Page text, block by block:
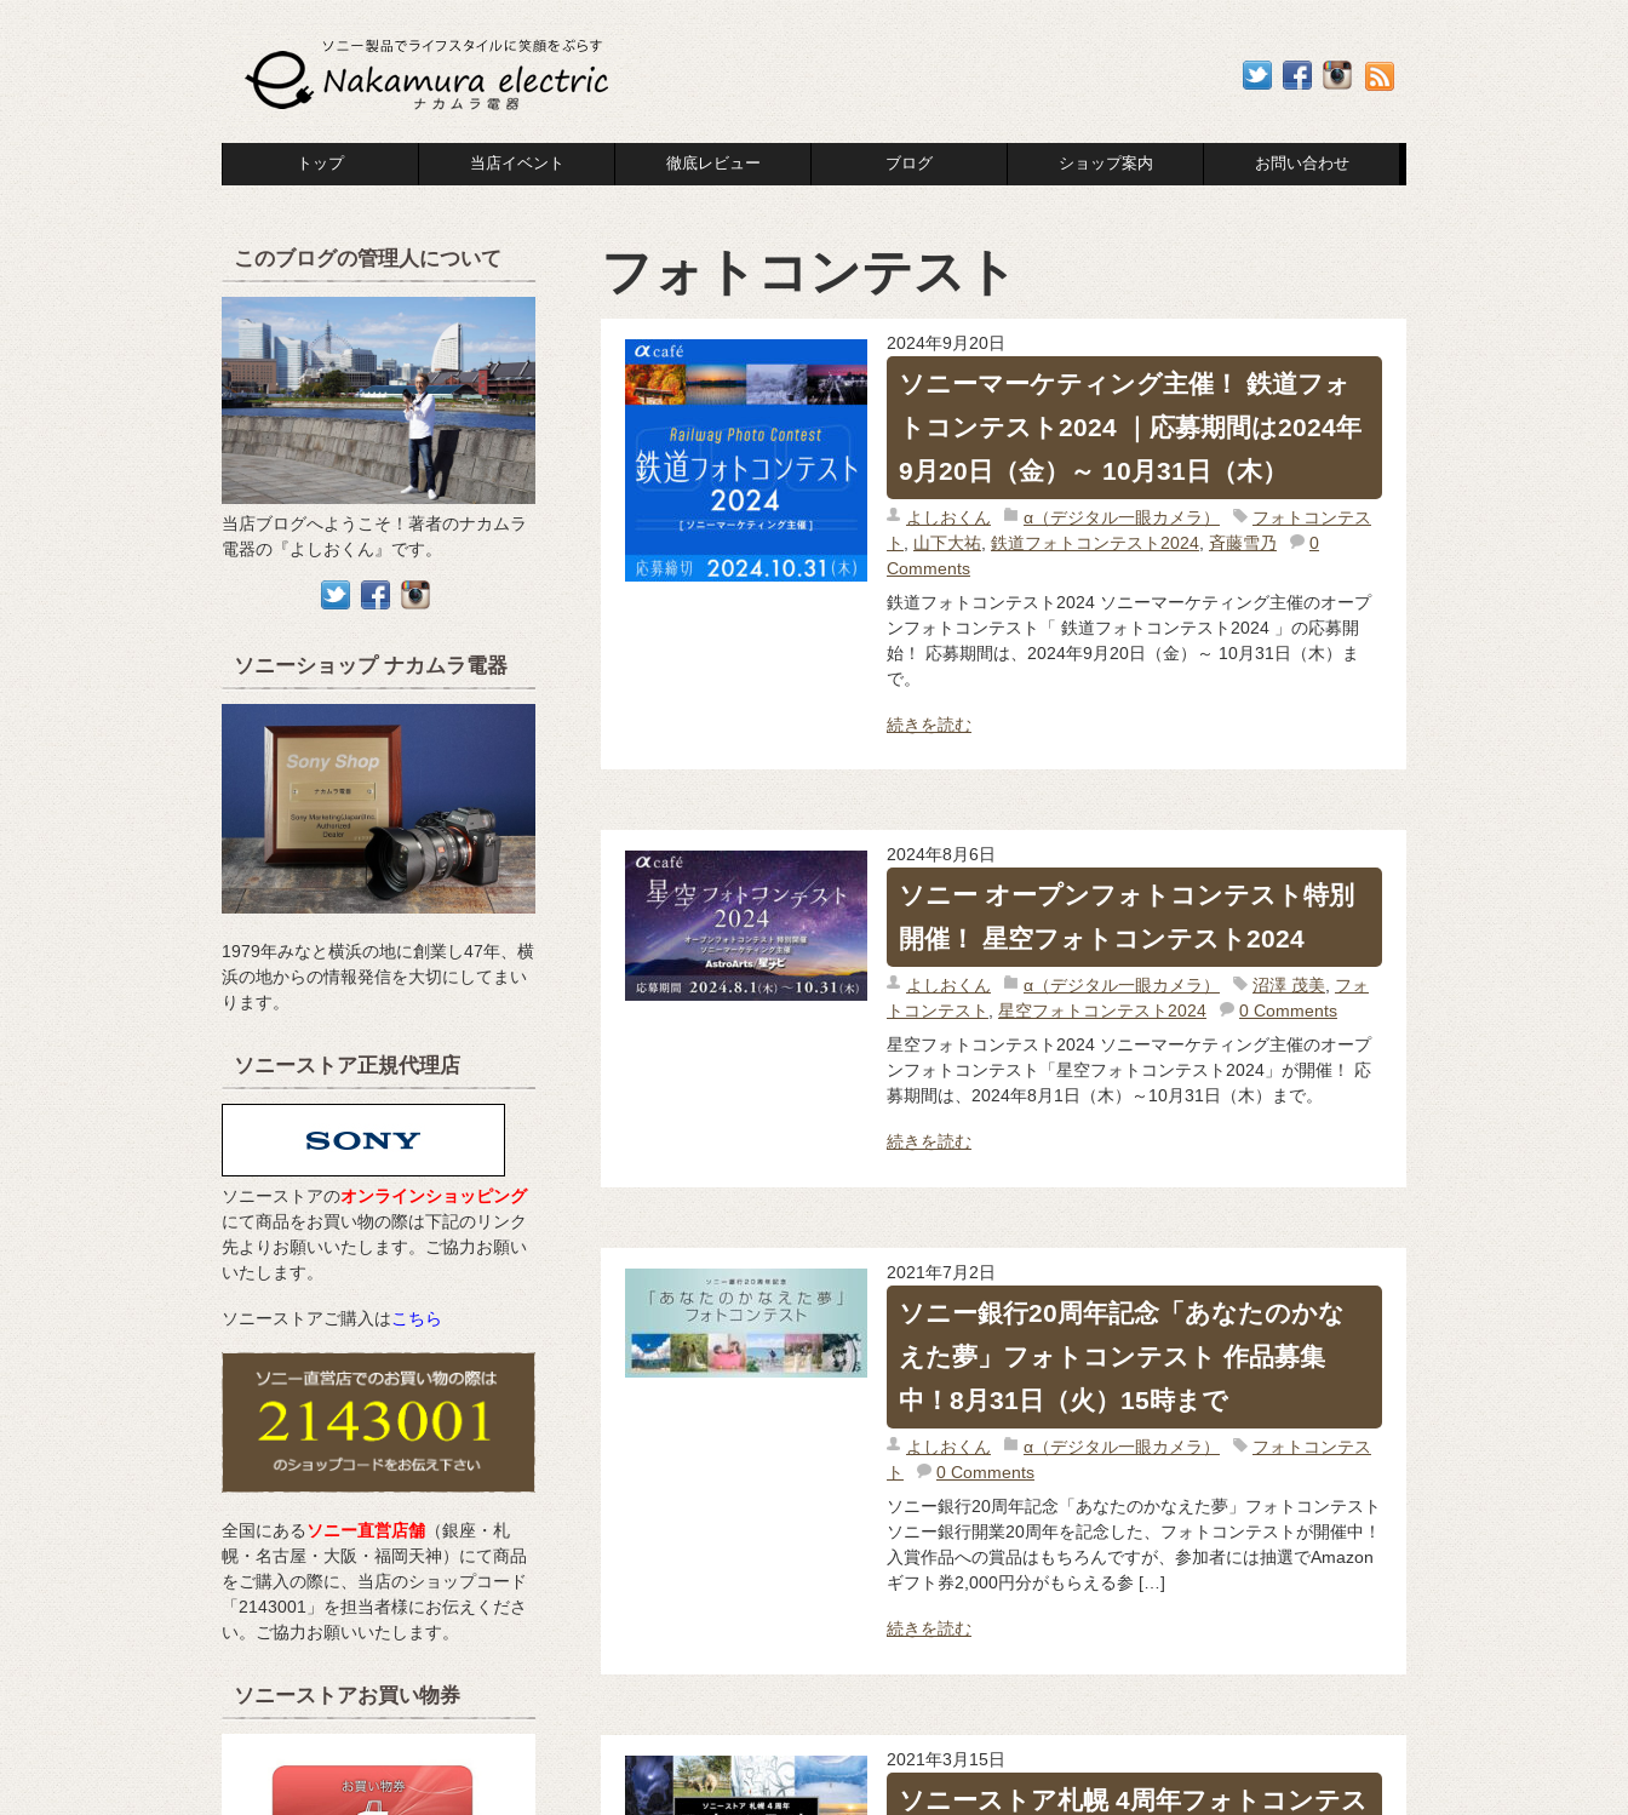
トップ 当店イベント 徹底レビュー ブログ ショップ案内 お問い合わせ
フォトコンテスト
2024年9月20日
ソニーマーケティング主催！ 鉄道フォ
トコンテスト2024 ｜応募期間は2024年
9月20日（金）～ 10月31日（木）
よしおくん α（デジタル一眼カメラ）
フォトコンテス
ト
山下大祐, 鉄道フォトコンテスト2024, 斉藤雪乃
0
Comments
鉄道フォトコンテスト2024 ソニーマーケティング主催のオープ
ンフォトコンテスト「 鉄道フォトコンテスト2024 」の応募開
始！ 応募期間は、2024年9月20日（金）～ 10月31日（木）ま
で。
続きを読む
2024年8月6日
ソニー オープンフォトコンテスト特別
開催！ 星空フォトコンテスト2024
よしおくん α（デジタル一眼カメラ） 沼澤 茂美, フォ
トコンテスト , 星空フォトコンテスト2024
0 Comments
星空フォトコンテスト2024 ソニーマーケティング主催のオープ
ンフォトコンテスト「星空フォトコンテスト2024」が開催！ 応
募期間は、2024年8月1日（木）～10月31日（木）まで。
続きを読む
2021年7月2日
ソニー銀行20周年記念「あなたのかな
えた夢」フォトコンテスト 作品募集
中！8月31日（火）15時まで
よしおくん α（デジタル一眼カメラ）
フォトコンテス
ト
0 Comments
ソニー銀行20周年記念「あなたのかなえた夢」フォトコンテスト
ソニー銀行開業20周年を記念した、フォトコンテストが開催中！
入賞作品への賞品はもちろんですが、参加者には抽選でAmazon
ギフト券2,000円分がもらえる参 […]
続きを読む
2021年3月15日
ソニーストア札幌 4周年フォトコンテス
このブログの管理人について
当店ブログへようこそ！著者のナカムラ
電器の『よしおくん』です。
ソニーショップ ナカムラ電器
1979年みなと横浜の地に創業し47年、横
浜の地からの情報発信を大切にしてまい
ります。
ソニーストア正規代理店
ソニーストアのオンラインショッピング
にて商品をお買い物の際は下記のリンク
先よりお願いいたします。ご協力お願い
いたします。
ソニーストアご購入はこちら
全国にあるソニー直営店舗 （銀座・札
幌・名古屋・大阪・福岡天神）にて商品
をご購入の際に、当店のショップコード
「2143001」を担当者様にお伝えくださ
い。ご協力お願いいたします。
ソニーストアお買い物券